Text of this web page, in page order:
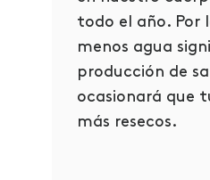
todo el año. Por
menos agua
producción de
ocasionará que
más resecos.